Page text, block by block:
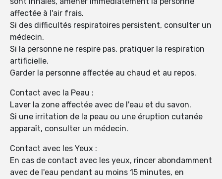
affectée à l'air frais.
Si des difficultés respiratoires persistent, consulter un
médecin.
Si la personne ne respire pas, pratiquer la respiration
artificielle.
Garder la personne affectée au chaud et au repos.
Contact avec la Peau :
Laver la zone affectée avec de l'eau et du savon.
Si une irritation de la peau ou une éruption cutanée
apparaît, consulter un médecin.
Contact avec les Yeux :
En cas de contact avec les yeux, rincer abondamment
avec de l'eau pendant au moins 15 minutes, en